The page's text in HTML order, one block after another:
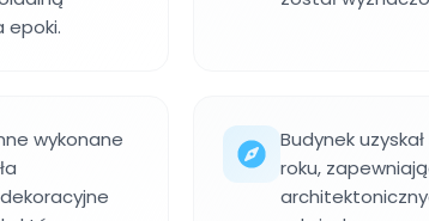
epoki.
wykonane
Budynek
roku,